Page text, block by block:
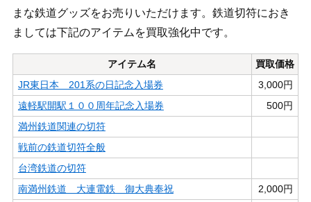
まな鉄道グッズをお売りいただけます。鉄道切符におき
ましては下記のアイテムを買取強化中です。
アイテム名
買取価格
JR東日本 201系の日記念入場券
3,000円
遠軽駅開駅１００周年記念入場券
500円
満州鉄道関連の切符
戦前の鉄道切符全般
台湾鉄道の切符
南満州鉄道 大連電鉄 御大典奉祝
2,000円